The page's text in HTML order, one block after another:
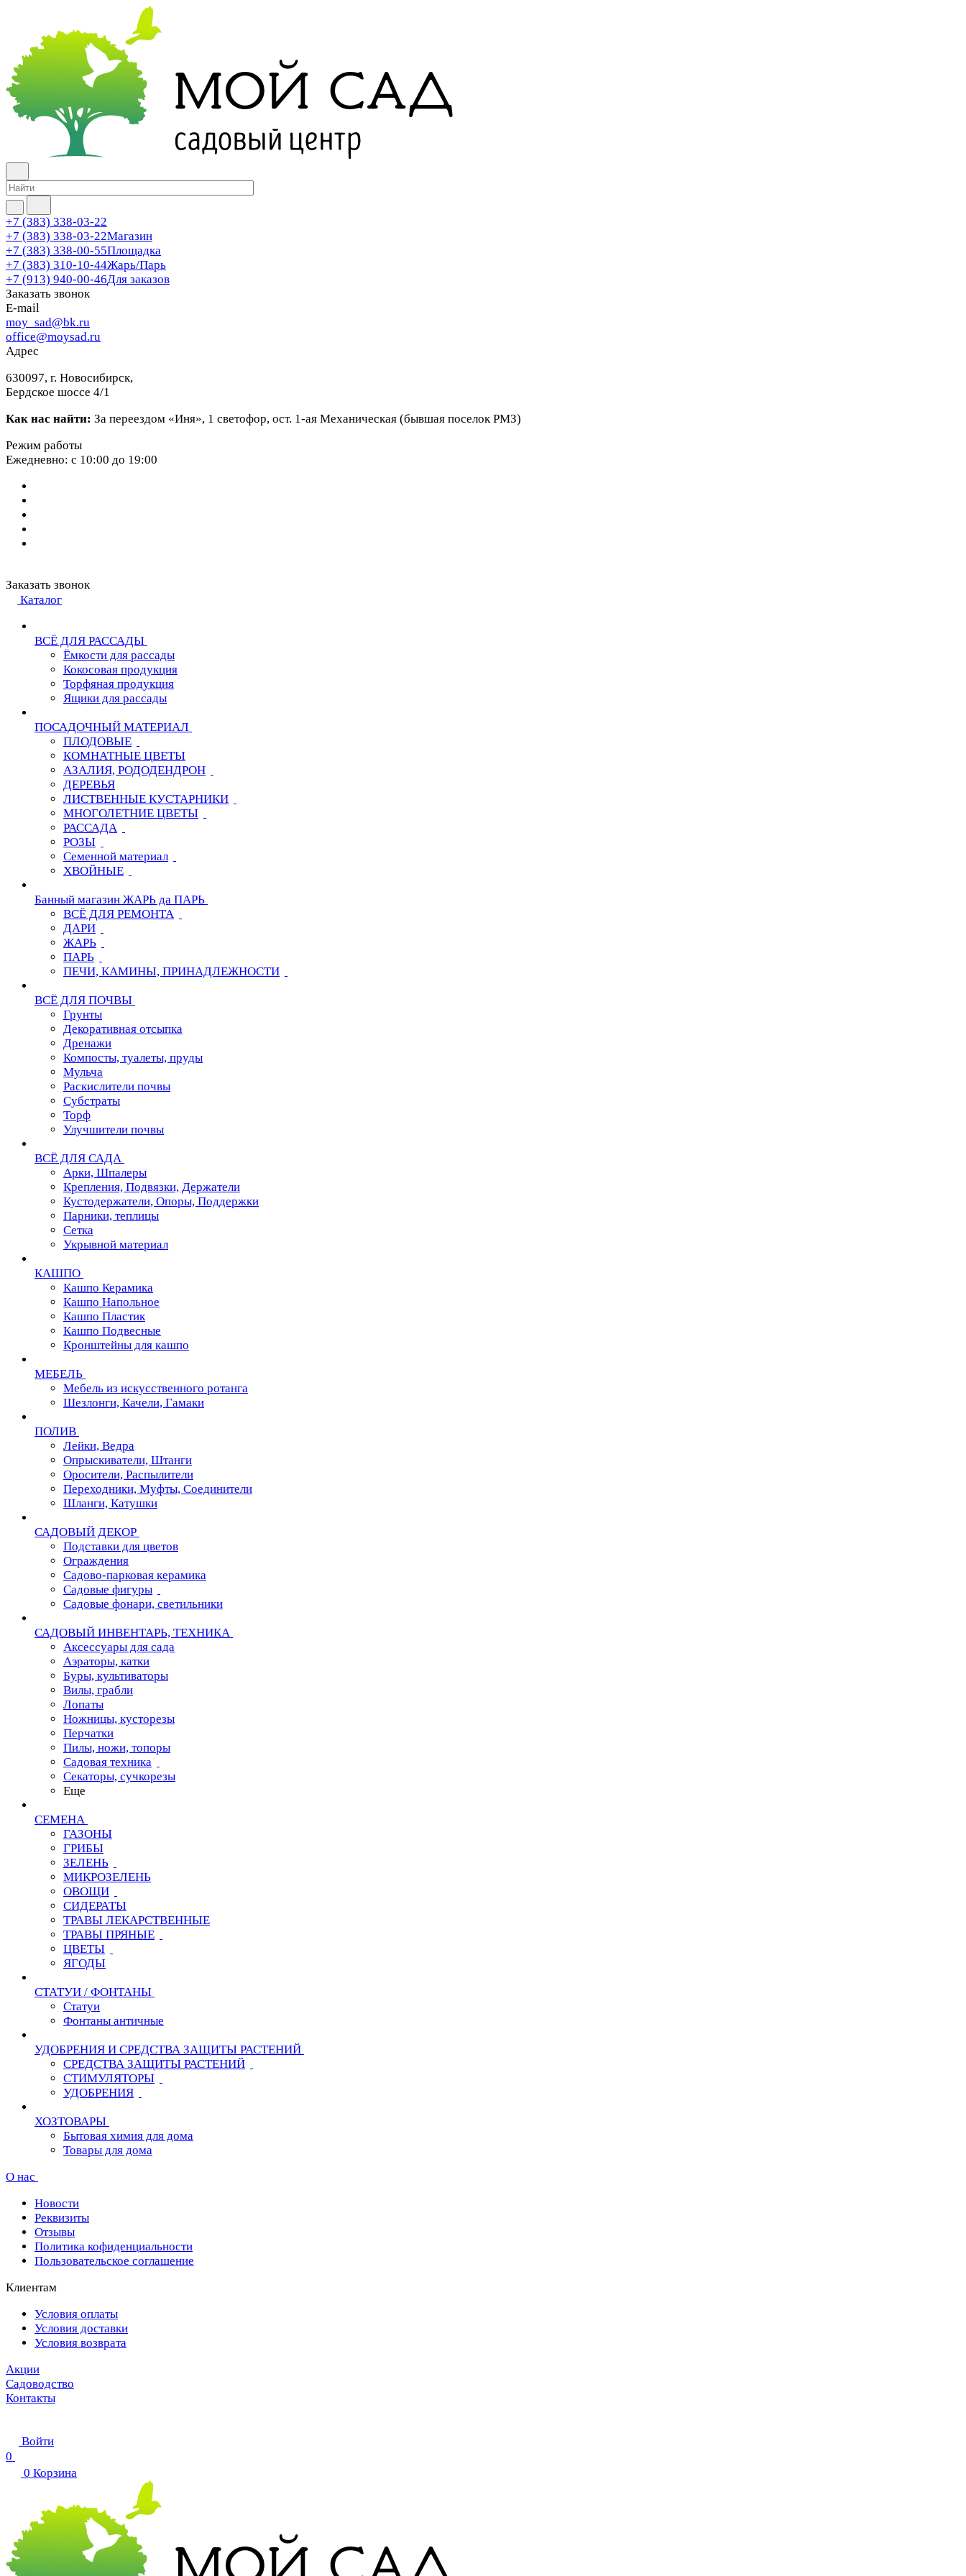
+7 (383) 338-03-22
+7 (383) 338-03-22Магазин
+7 (383) 338-00-55Площадка
+7 (383) 310-10-44Жарь/Парь
+7 (913) 940-00-46Для заказов
Заказать звонок
E-mail
moy_sad@bk.ru
office@moysad.ru
Адрес
630097, г. Новосибирск,
Бердское шоссе 4/1
Как нас найти: За переездом «Иня», 1 светофор, ост. 1-ая Механическая (бывшая поселок РМЗ)
Режим работы
Ежедневно: с 10:00 до 19:00
Заказать звонок
Каталог
ВСЁ ДЛЯ РАССАДЫ
Ёмкости для рассады
Кокосовая продукция
Торфяная продукция
Ящики для рассады
ПОСАДОЧНЫЙ МАТЕРИАЛ
ПЛОДОВЫЕ
КОМНАТНЫЕ ЦВЕТЫ
АЗАЛИЯ, РОДОДЕНДРОН
ДЕРЕВЬЯ
ЛИСТВЕННЫЕ КУСТАРНИКИ
МНОГОЛЕТНИЕ ЦВЕТЫ
РАССАДА
РОЗЫ
Семенной материал
ХВОЙНЫЕ
Банный магазин ЖАРЬ да ПАРЬ
ВСЁ ДЛЯ РЕМОНТА
ДАРИ
ЖАРЬ
ПАРЬ
ПЕЧИ, КАМИНЫ, ПРИНАДЛЕЖНОСТИ
ВСЁ ДЛЯ ПОЧВЫ
Грунты
Декоративная отсыпка
Дренажи
Компосты, туалеты, пруды
Мульча
Раскислители почвы
Субстраты
Торф
Улучшители почвы
ВСЁ ДЛЯ САДА
Арки, Шпалеры
Крепления, Подвязки, Держатели
Кустодержатели, Опоры, Поддержки
Парники, теплицы
Сетка
Укрывной материал
КАШПО
Кашпо Керамика
Кашпо Напольное
Кашпо Пластик
Кашпо Подвесные
Кронштейны для кашпо
МЕБЕЛЬ
Мебель из искусственного ротанга
Шезлонги, Качели, Гамаки
ПОЛИВ
Лейки, Ведра
Опрыскиватели, Штанги
Оросители, Распылители
Переходники, Муфты, Соединители
Шланги, Катушки
САДОВЫЙ ДЕКОР
Подставки для цветов
Ограждения
Садово-парковая керамика
Садовые фигуры
Садовые фонари, светильники
САДОВЫЙ ИНВЕНТАРЬ, ТЕХНИКА
Аксессуары для сада
Аэраторы, катки
Буры, культиваторы
Вилы, грабли
Лопаты
Ножницы, кусторезы
Перчатки
Пилы, ножи, топоры
Садовая техника
Секаторы, сучкорезы
Еще
СЕМЕНА
ГАЗОНЫ
ГРИБЫ
ЗЕЛЕНЬ
МИКРОЗЕЛЕНЬ
ОВОЩИ
СИДЕРАТЫ
ТРАВЫ ЛЕКАРСТВЕННЫЕ
ТРАВЫ ПРЯНЫЕ
ЦВЕТЫ
ЯГОДЫ
СТАТУИ / ФОНТАНЫ
Статуи
Фонтаны античные
УДОБРЕНИЯ И СРЕДСТВА ЗАЩИТЫ РАСТЕНИЙ
СРЕДСТВА ЗАЩИТЫ РАСТЕНИЙ
СТИМУЛЯТОРЫ
УДОБРЕНИЯ
ХОЗТОВАРЫ
Бытовая химия для дома
Товары для дома
О нас
Новости
Реквизиты
Отзывы
Политика кофиденциальности
Пользовательское соглашение
Клиентам
Условия оплаты
Условия доставки
Условия возврата
Акции
Садоводство
Контакты
Войти
0
0 Корзина